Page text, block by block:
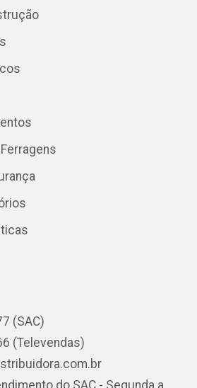
(SAC)
(Televendas)
do SAC - Segunda a